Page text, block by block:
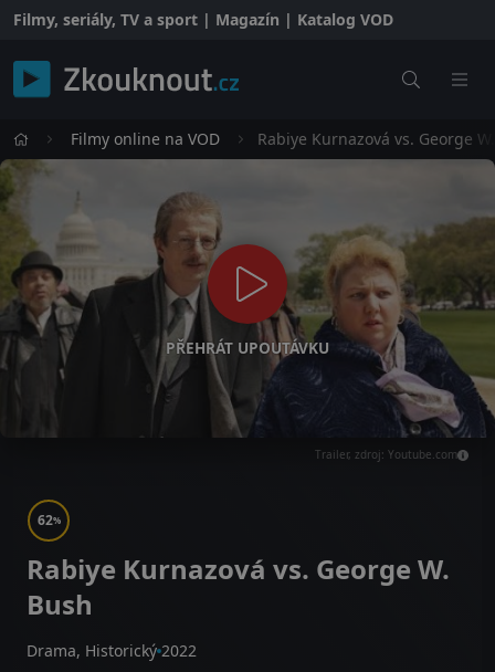
Filmy, seriály, TV a sport | Magazín | Katalog VOD
Filmy online na VOD Rabiye Kurnazová vs. George
PŘEHRÁT UPOUTÁVKU
Trailer, zdroj: Youtube.com
62%
Rabiye Kurnazová vs. George W.
Bush
Drama, Historický 2022